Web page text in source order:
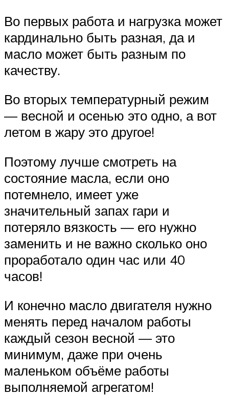
Во первых работа и нагрузка может
кардинально быть разная, да и
масло может быть разным по
качеству.
Во вторых температурный режим
— весной и осенью это одно, а вот
летом в жару это другое!
Поэтому лучше смотреть на
состояние масла, если оно
потемнело, имеет уже
значительный запах гари и
потеряло вязкость — его нужно
заменить и не важно сколько оно
проработало один час или 40
часов!
И конечно масло двигателя нужно
менять перед началом работы
каждый сезон весной — это
минимум, даже при очень
маленьком объёме работы
выполняемой агрегатом!